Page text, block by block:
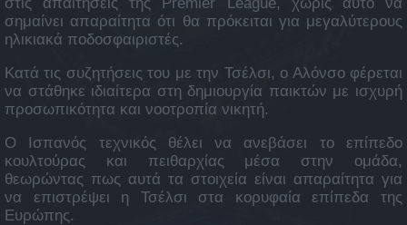
σημαίνει απαραίτητα ότι θα πρόκειται για μεγαλύτερους
ηλικιακά ποδοσφαιριστές.
Κατά τις συζητήσεις του με την Τσέλσι, ο Αλόνσο φέρεται
να στάθηκε ιδιαίτερα στη δημιουργία παικτών με ισχυρή
προσωπικότητα και νοοτροπία νικητή.
Ο Ισπανός τεχνικός θέλει να ανεβάσει το επίπεδο
κουλτούρας και πειθαρχίας μέσα στην ομάδα,
θεωρώντας πως αυτά τα στοιχεία είναι απαραίτητα για
να επιστρέψει η Τσέλσι στα κορυφαία επίπεδα της
Ευρώπης.